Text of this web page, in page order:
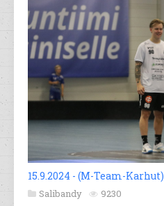
15.9.2024 - (M-Team-Karhut)
Salibandy 9230